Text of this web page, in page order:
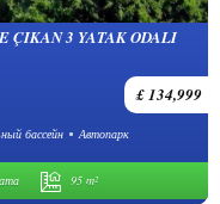
ÇIKAN 3 YATAK ODALI
£ 134,999
бассейн Автопарк
95 m²